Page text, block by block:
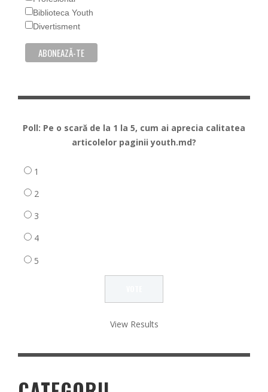
Biblioteca Youth
Divertisment
Poll: Pe o scară de la 1 la 5, cum ai aprecia calitatea
articolelor paginii youth.md?
1
2
3
4
5
View Results